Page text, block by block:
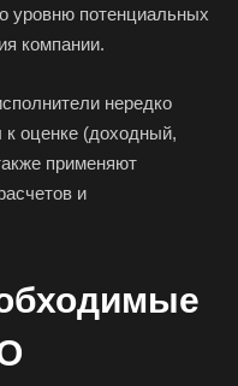
уровню потенциальных
компании.
нередко
оценке (доходный,
применяют
и